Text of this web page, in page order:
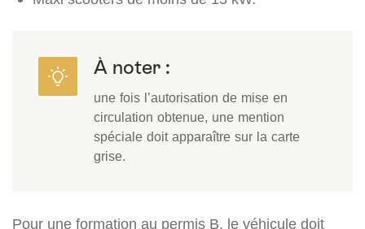
À noter :
une fois l’autorisation de mise en
circulation obtenue, une mention
spéciale doit apparaître sur la carte
grise.
Pour une formation au permis B, le véhicule doit